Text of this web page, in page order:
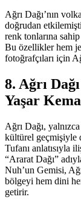
Ağrı Dağı’nın
doğrudan
renk tonlarına
Bu özellikler hem
fotoğrafçıları için
8. Ağrı
Yaşar
Ağrı Dağı,
kültürel geçmişiyle
Tufanı anlatısıyla
“Ararat Dağı”
Nuh’un Gemisi,
bölgeyi hem dini
getirir.